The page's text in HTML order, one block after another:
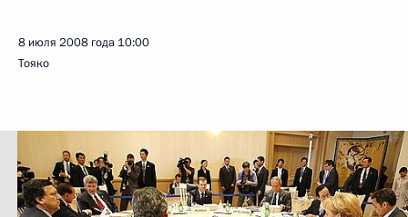
8 июля 2008 года 10:00
Тояко